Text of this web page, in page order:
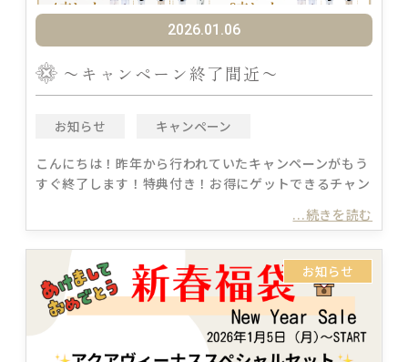
2026.01.06
〜キャンペーン終了間近〜
お知らせ キャンペーン
こんにちは！昨年から行われていたキャンペーンがもう
すぐ終了します！特典付き！お得にゲットできるチャン
...続きを読む
お知らせ